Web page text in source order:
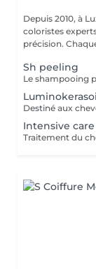
Depuis 2010, à
coloristes
précision.
Sh peeling
Intensive care